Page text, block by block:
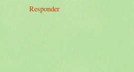
Responder